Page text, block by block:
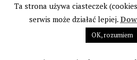
Ta strona używa ciasteczek
serwis może działać lepiej.
OK, rozumiem